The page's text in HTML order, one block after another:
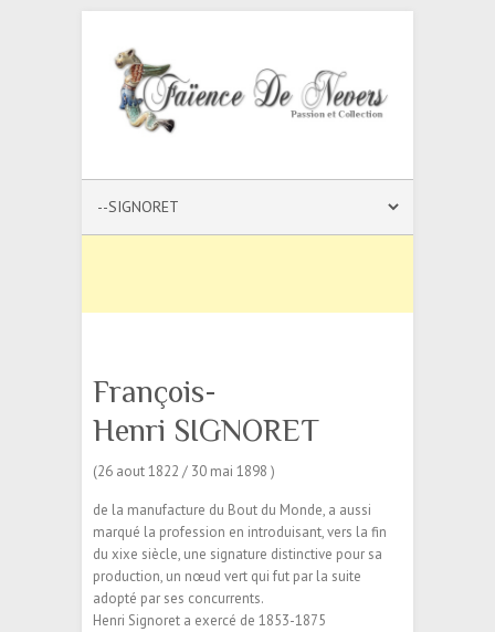
François-
Henri SIGNORET
(26 aout 1822 / 30 mai 1898 )
de la manufacture du Bout du Monde, a aussi
marqué la profession en introduisant, vers la fin
du xixe siècle, une signature distinctive pour sa
production, un nœud vert qui fut par la suite
adopté par ses concurrents.
Henri Signoret a exercé de 1853-1875